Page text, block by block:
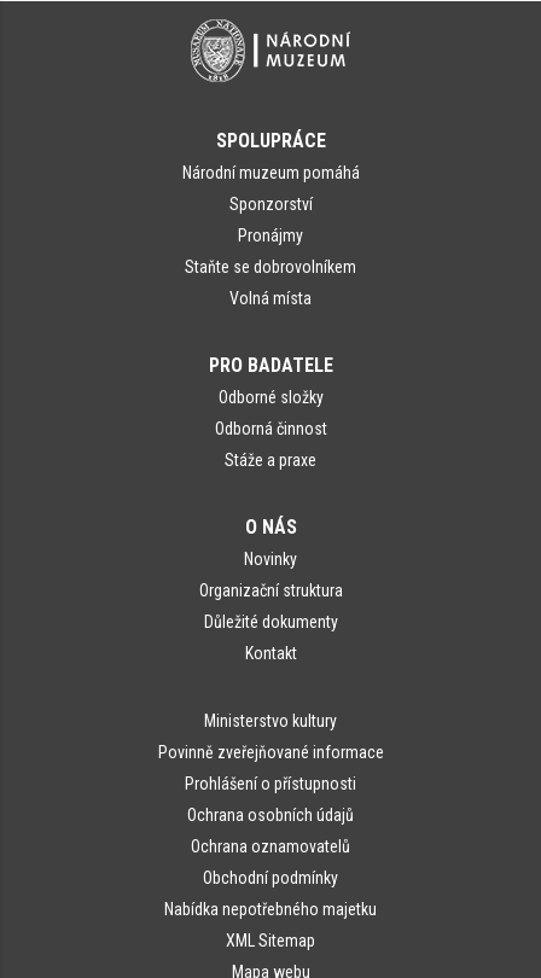
SPOLUPRÁCE
Národní muzeum pomáhá
Sponzorství
Pronájmy
Staňte se dobrovolníkem
Volná místa
PRO BADATELE
Odborné složky
Odborná činnost
Stáže a praxe
O NÁS
Novinky
Organizační struktura
Důležité dokumenty
Kontakt
Ministerstvo kultury
Povinně zveřejňované informace
Prohlášení o přístupnosti
Ochrana osobních údajů
Ochrana oznamovatelů
Obchodní podmínky
Nabídka nepotřebného majetku
XML Sitemap
Mapa webu